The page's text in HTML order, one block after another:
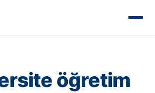
öğretim